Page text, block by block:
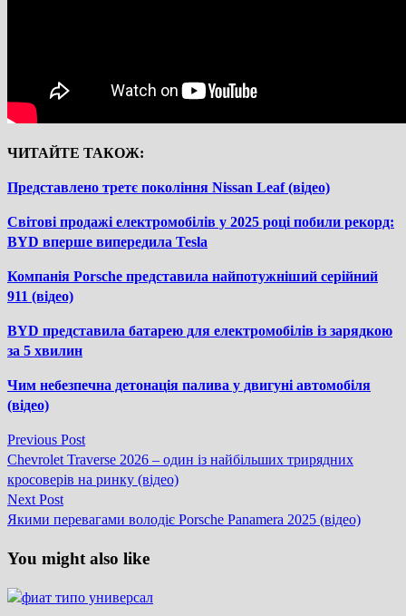
ЧИТАЙТЕ ТАКОЖ:
Представлено третє покоління Nissan Leaf (відео)
Світові продажі електромобілів у 2025 році побили рекорд:
BYD вперше випередила Tesla
Компанія Porsche представила найпотужніший серійний
911 (відео)
BYD представила батарею для електромобілів із зарядкою
за 5 хвилин
Чим небезпечна детонація палива у двигуні автомобіля
(відео)
Навігація
записів
Previous PostPrevious
post:
Chevrolet Traverse 2026 – один із найбільших трирядних
кросоверів на ринку (відео)
Next PostNext
post:
Якими перевагами володіє Porsche Panamera 2025 (відео)
You might also like